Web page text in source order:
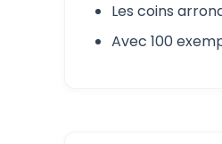
Les coins
Avec 100